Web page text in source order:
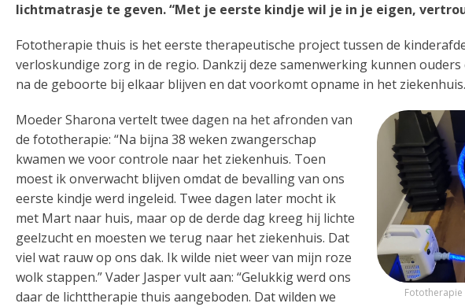
lichtmatrasje te geven. “Met je eerste kindje wil je in je eigen,
Fototherapie thuis is het eerste therapeutische project tussen de
verloskundige zorg in de regio. Dankzij deze samenwerking kunnen
na de geboorte bij elkaar blijven en dat voorkomt opname in het
Moeder Sharona vertelt twee dagen na het afronden van
de fototherapie: “Na bijna 38 weken zwangerschap
kwamen we voor controle naar het ziekenhuis. Toen
moest ik onverwacht blijven omdat de bevalling van ons
eerste kindje werd ingeleid. Twee dagen later mocht ik
met Mart naar huis, maar op de derde dag kreeg hij lichte
geelzucht en moesten we terug naar het ziekenhuis. Dat
viel wat rauw op ons dak. Ik wilde niet weer van mijn roze
wolk stappen.” Vader Jasper vult aan: “Gelukkig werd ons
daar de lichttherapie thuis aangeboden. Dat wilden we
Fototherapie